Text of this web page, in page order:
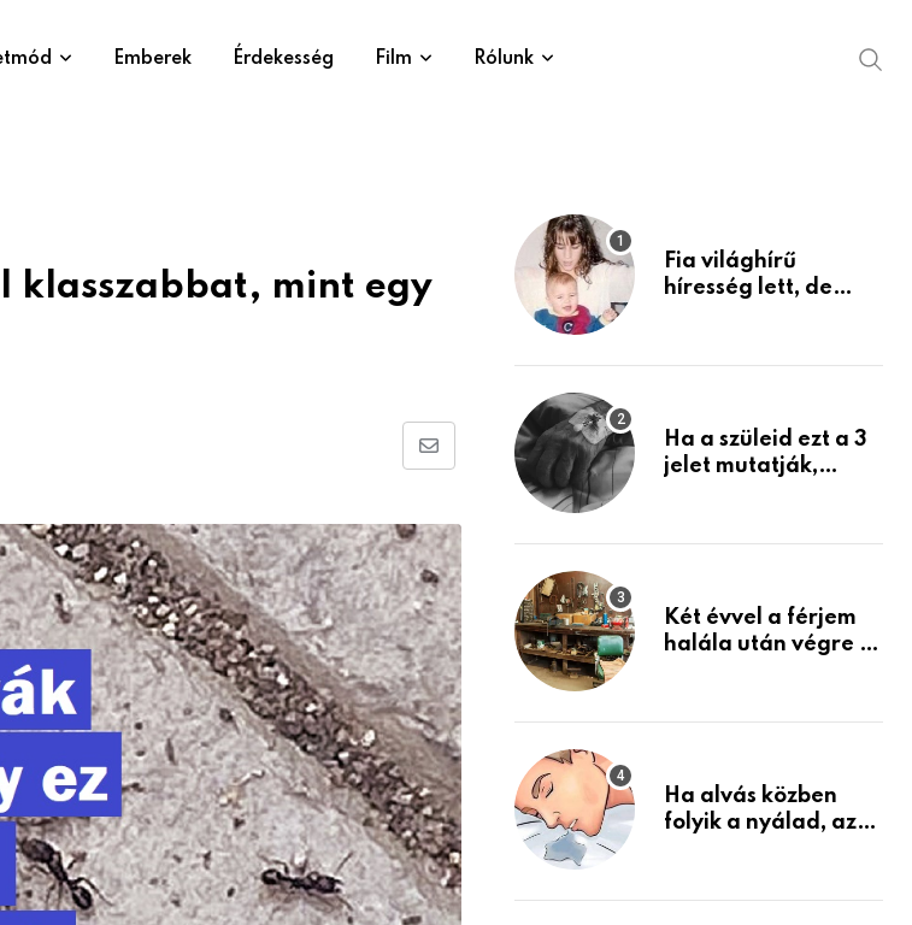
Emberek Érdekesség Film Rólunk
klasszabbat, mint egy
Share
Email
Fia világhírű
híresség lett, de
mint azt el tudnád
Ha a szüleid ezt a 3
jelet mutatják,
Készülj fel arra, ami
Két évvel a férjem
halála után végre át
holmiját – amit
életemet
Ha alvás közben
folyik a nyálad, az